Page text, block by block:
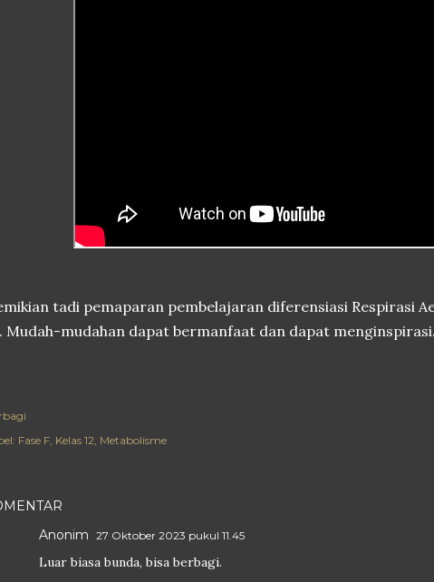
tadi pemaparan pembelajaran diferensiasi Respirasi
Mudah-mudahan dapat bermanfaat dan dapat
Fase F Kelas 12 Metabolisme
Anonim 27 Oktober 2023 pukul 11.45
Luar biasa bunda, bisa berbagi.